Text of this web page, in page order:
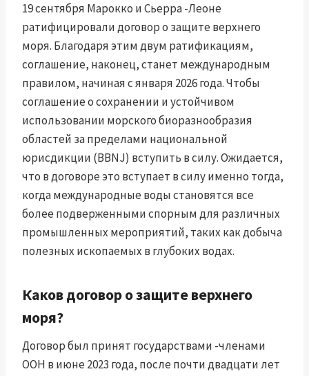
19 сентября Марокко и Сьерра -Леоне
ратифицировали договор о защите верхнего
моря. Благодаря этим двум ратификациям,
соглашение, наконец, станет международным
правилом, начиная с января 2026 года. Чтобы
соглашение о сохранении и устойчивом
использовании морского биоразнообразия
областей за пределами национальной
юрисдикции (BBNJ) вступить в силу. Ожидается,
что в договоре это вступает в силу именно тогда,
когда международные воды становятся все
более подверженными спорным для различных
промышленных мероприятий, таких как добыча
полезных ископаемых в глубоких водах.
Каков договор о защите верхнего
моря?
Договор был принят государствами -членами
ООН в июне 2023 года, после почти двадцати лет